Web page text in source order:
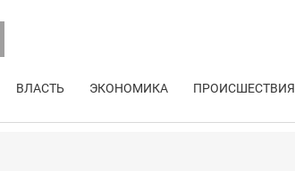
ВЛАСТЬ ЭКОНОМИКА ПРОИСШЕСТВИЯ